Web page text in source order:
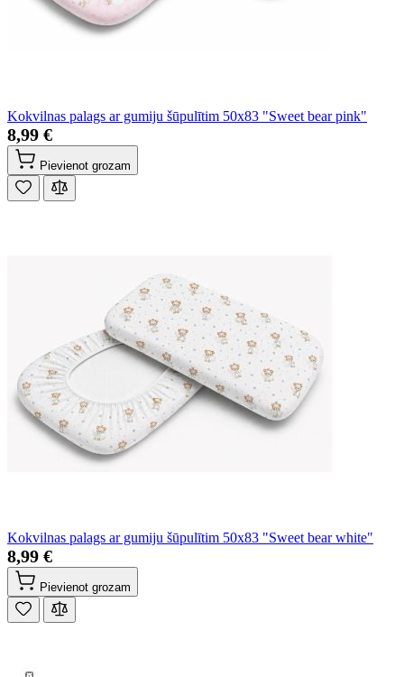
Kokvilnas palags ar gumiju šūpulītim 50x83 "Sweet bear pink"
8,99 €
Pievienot grozam
Kokvilnas palags ar gumiju šūpulītim 50x83 "Sweet bear white"
8,99 €
Pievienot grozam